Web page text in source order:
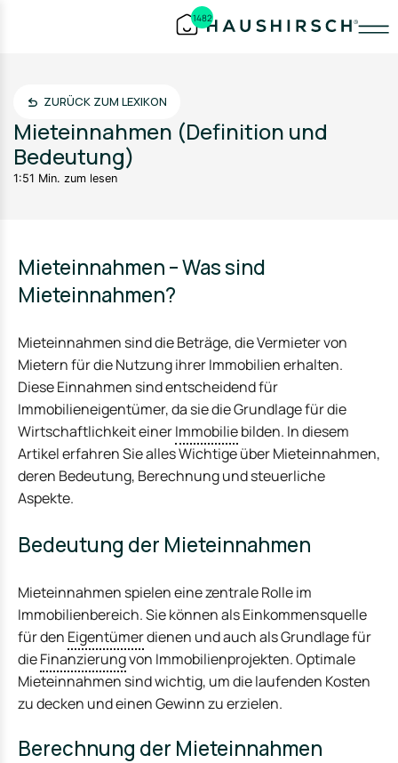
1482
ZURÜCK ZUM LEXIKON
Mieteinnahmen (Definition und
Bedeutung)
1:51 Min. zum lesen
Mieteinnahmen – Was sind
Mieteinnahmen?
Mieteinnahmen sind die Beträge, die Vermieter von
Mietern für die Nutzung ihrer Immobilien erhalten.
Diese Einnahmen sind entscheidend für
Immobilieneigentümer, da sie die Grundlage für die
Wirtschaftlichkeit einerImmobiliebilden. In diesem
Artikel erfahren Sie alles Wichtige über Mieteinnahmen,
deren Bedeutung, Berechnung und steuerliche
Aspekte.
Bedeutung der Mieteinnahmen
Mieteinnahmen spielen eine zentrale Rolle im
Immobilienbereich. Sie können als Einkommensquelle
für den Eigentümerdienen und auch als Grundlage für
dieFinanzierungvon Immobilienprojekten. Optimale
Mieteinnahmen sind wichtig, um die laufenden Kosten
zu decken und einen Gewinn zu erzielen.
Berechnung der Mieteinnahmen